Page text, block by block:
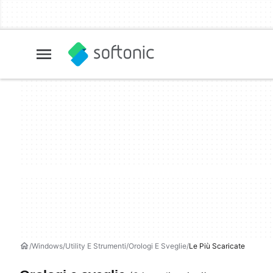
Windows Utility E Strumenti Orologi E Sveglie Le Più Scaricate